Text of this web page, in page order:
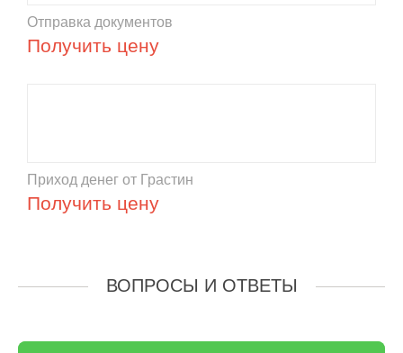
Отправка документов
Получить цену
Приход денег от Грастин
Получить цену
ВОПРОСЫ И ОТВЕТЫ